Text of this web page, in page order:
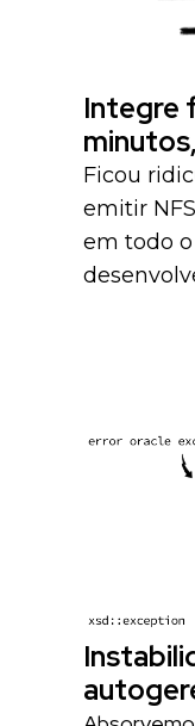
Integre
Ficou
emitir
em todo o